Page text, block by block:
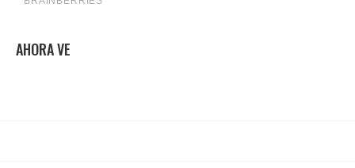
AHORA VE